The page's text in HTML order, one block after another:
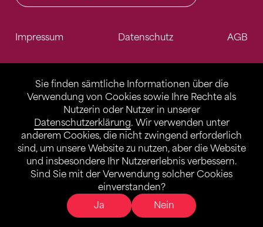
Sie finden sämtliche Informationen über die
Verwendung von Cookies sowie Ihre Rechte als
Nutzerin oder Nutzer in unserer
Datenschutzerklärung. Wir verwenden unter
anderem Cookies, die nicht zwingend erforderlich
sind, um unsere Website zu nutzen, aber die Website
und insbesondere Ihr Nutzererlebnis verbessern.
Sind Sie mit der Verwendung solcher Cookies
einverstanden?
Ja
Nein
Impressum Datenschutz AGB